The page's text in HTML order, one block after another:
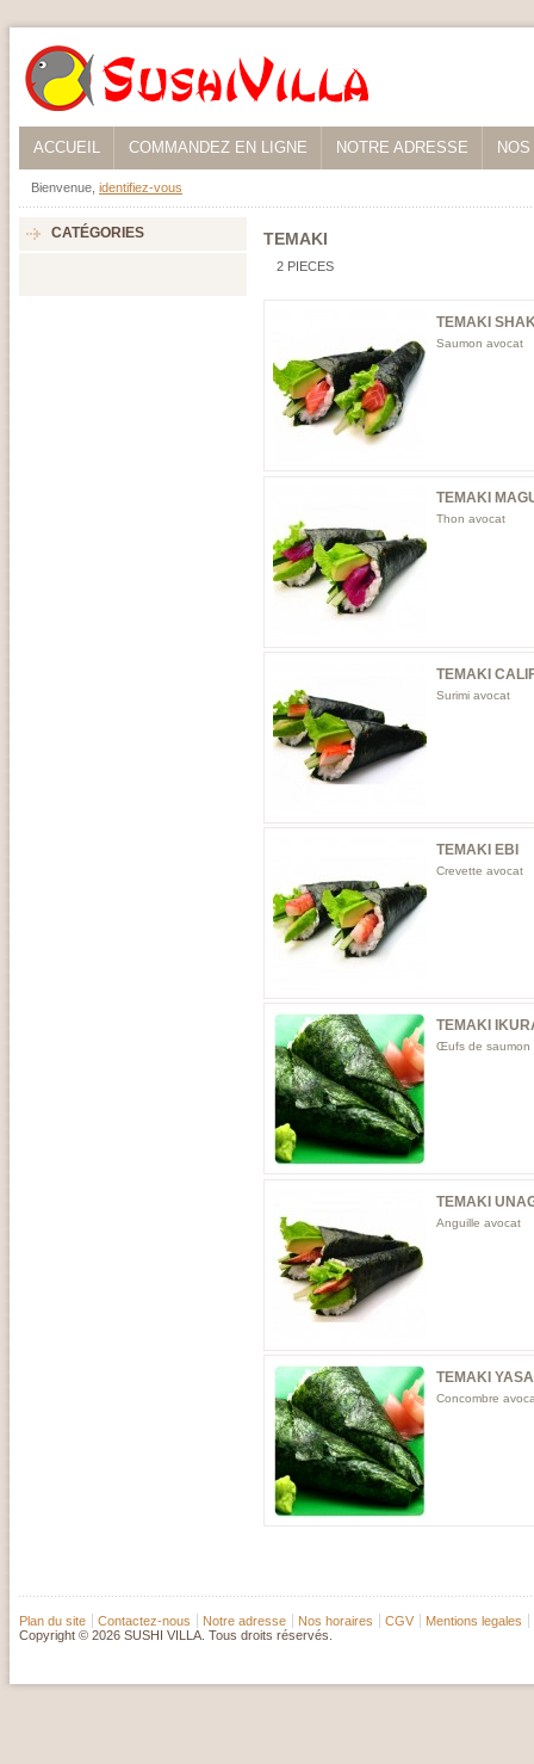
ACCUEIL COMMANDEZ EN LIGNE NOTRE ADRESSE
Bienvenue, identifiez-vous
CATÉGORIES TEMAKI
2 PIECES
TEMAKI
Saumon avocat
TEMAKI
Thon avocat
TEMAKI
Surimi avocat
TEMAKI EBI
Crevette avocat
TEMAKI
Œufs de saumon
TEMAKI
Anguille avocat
TEMAKI
Concombre
Plan du site Contactez-nous Notre adresse Nos horaires CGV
Mentions legales
Copyright © 2026 SUSHI VILLA. Tous droits réservés.